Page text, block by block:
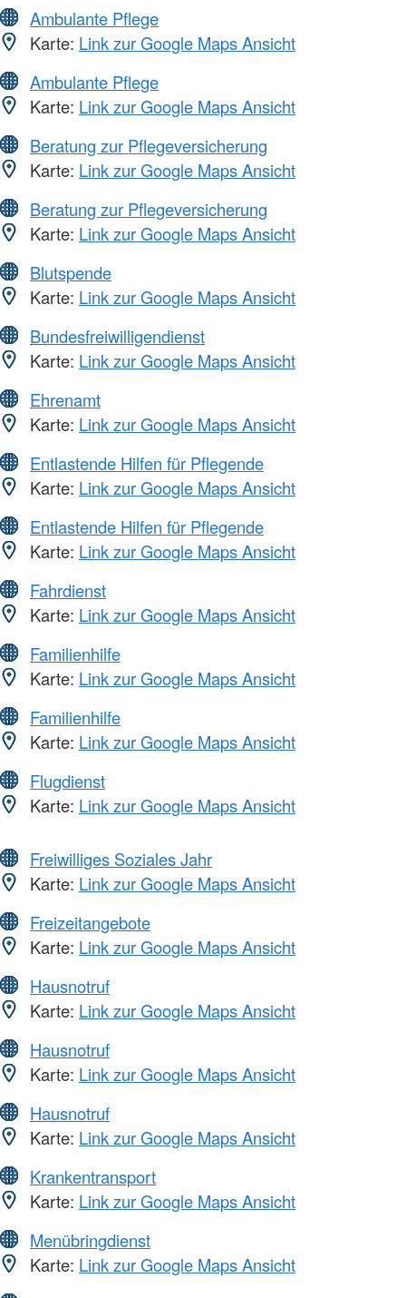
Ambulante Pflege
Karte: Link zur Google Maps Ansicht
Ambulante Pflege
Karte: Link zur Google Maps Ansicht
Beratung zur Pflegeversicherung
Karte: Link zur Google Maps Ansicht
Beratung zur Pflegeversicherung
Karte: Link zur Google Maps Ansicht
Blutspende
Karte: Link zur Google Maps Ansicht
Bundesfreiwilligendienst
Karte: Link zur Google Maps Ansicht
Ehrenamt
Karte: Link zur Google Maps Ansicht
Entlastende Hilfen für Pflegende
Karte: Link zur Google Maps Ansicht
Entlastende Hilfen für Pflegende
Karte: Link zur Google Maps Ansicht
Fahrdienst
Karte: Link zur Google Maps Ansicht
Familienhilfe
Karte: Link zur Google Maps Ansicht
Familienhilfe
Karte: Link zur Google Maps Ansicht
Flugdienst
Karte: Link zur Google Maps Ansicht
Freiwilliges Soziales Jahr
Karte: Link zur Google Maps Ansicht
Freizeitangebote
Karte: Link zur Google Maps Ansicht
Hausnotruf
Karte: Link zur Google Maps Ansicht
Hausnotruf
Karte: Link zur Google Maps Ansicht
Hausnotruf
Karte: Link zur Google Maps Ansicht
Krankentransport
Karte: Link zur Google Maps Ansicht
Menübringdienst
Karte: Link zur Google Maps Ansicht